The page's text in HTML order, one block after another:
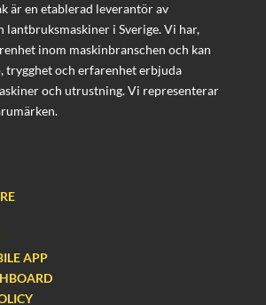
är en etablerad leverantör av
lantbruksmaskiner i Sverige. Vi har,
inom maskinbranschen och kan
trygghet och erfarenhet erbjuda
och utrustning. Vi representerar
APP